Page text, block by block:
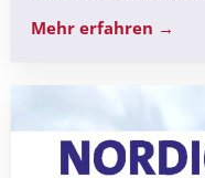
Mehr erfahren →